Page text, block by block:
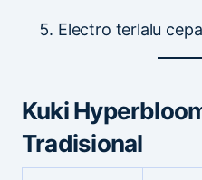
Electro terlalu
Kuki
Tradisional